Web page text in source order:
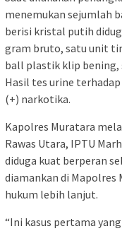
menemukan sejumlah
berisi kristal putih
gram bruto, satu unit
ball plastik klip bening,
Hasil tes urine
(+) narkotika.
Kapolres Muratara
Rawas Utara, IPTU
diduga kuat berperan
diamankan di Mapolres
hukum lebih lanjut.
“Ini kasus pertama